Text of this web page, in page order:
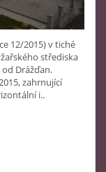
12/2015) v tiché
střediska
Drážďan.
zahrnující
i..